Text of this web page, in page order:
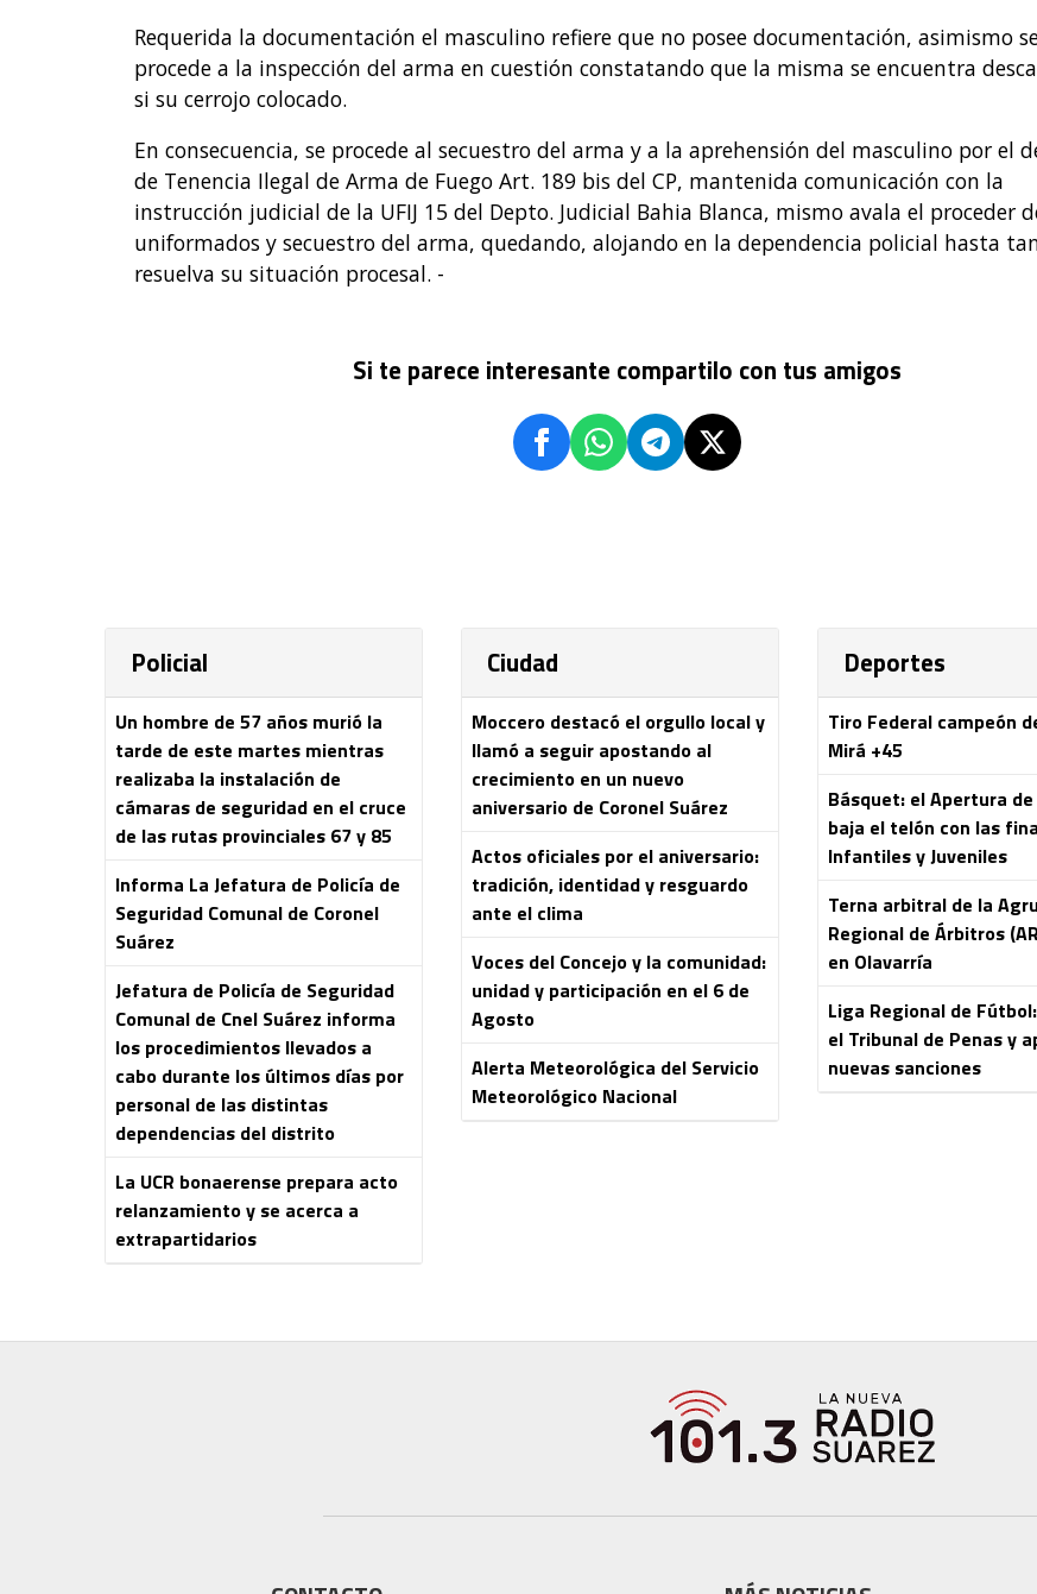
Requerida la documentación el masculino refiere que no posee documentación, asimismo
procede a la inspección del arma en cuestión constatando que la misma se encuentra
si su cerrojo colocado.
En consecuencia, se procede al secuestro del arma y a la aprehensión del masculino por el
de Tenencia Ilegal de Arma de Fuego Art. 189 bis del CP, mantenida comunicación con la
instrucción judicial de la UFIJ 15 del Depto. Judicial Bahia Blanca, mismo avala el proceder
uniformados y secuestro del arma, quedando, alojando en la dependencia policial hasta
resuelva su situación procesal. -
Si te parece interesante compartilo con tus amigos
Policial
Un hombre de 57 años murió la
tarde de este martes mientras
realizaba la instalación de
cámaras de seguridad en el cruce
de las rutas provinciales 67 y 85
Informa La Jefatura de Policía de
Seguridad Comunal de Coronel
Suárez
Jefatura de Policía de Seguridad
Comunal de Cnel Suárez informa
los procedimientos llevados a
cabo durante los últimos días por
personal de las distintas
dependencias del distrito
La UCR bonaerense prepara acto
relanzamiento y se acerca a
extrapartidarios
Ciudad
Moccero destacó el orgullo local y
llamó a seguir apostando al
crecimiento en un nuevo
aniversario de Coronel Suárez
Actos oficiales por el aniversario:
tradición, identidad y resguardo
ante el clima
Voces del Concejo y la comunidad:
unidad y participación en el 6 de
Agosto
Alerta Meteorológica del Servicio
Meteorológico Nacional
Deportes
Tiro Federal campeón
Mirá +45
Básquet: el Apertura de
baja el telón con las
Infantiles y Juveniles
Terna arbitral de la
Regional de Árbitros
en Olavarría
Liga Regional de
el Tribunal de Penas y
nuevas sanciones